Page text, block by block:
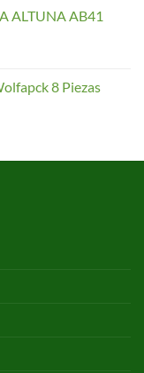
ALTUNA AB41
8 Piezas